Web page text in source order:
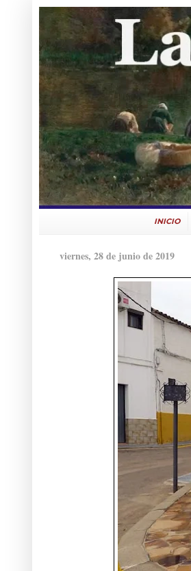
INICIO
viernes, 28 de junio de 2019